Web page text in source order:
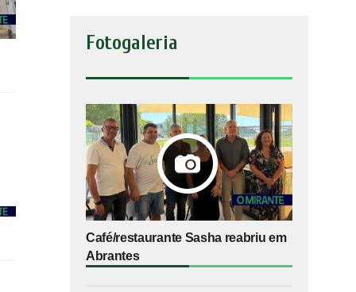
Fotogaleria
Café/restaurante Sasha reabriu em
Abrantes